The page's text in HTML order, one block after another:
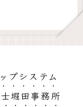
プシステム
堀田事務所